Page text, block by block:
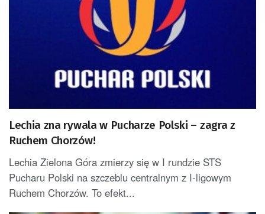
Lechia zna rywala w Pucharze Polski – zagra z
Ruchem Chorzów!
Lechia Zielona Góra zmierzy się w I rundzie STS
Pucharu Polski na szczeblu centralnym z I-ligowym
Ruchem Chorzów. To efekt...